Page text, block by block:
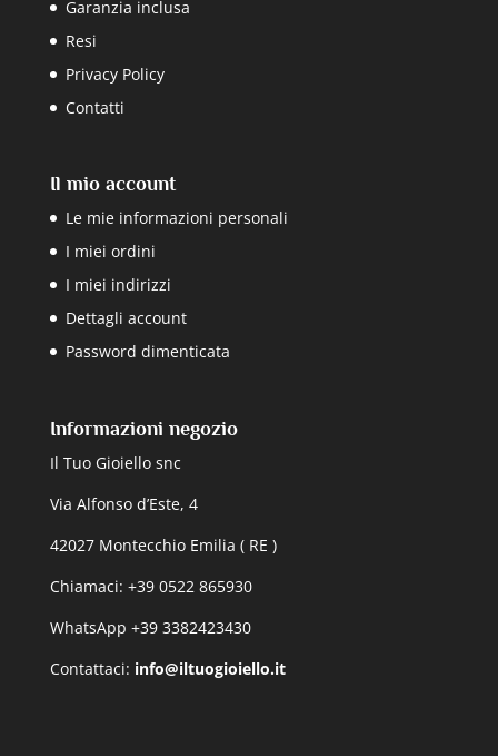
Garanzia inclusa
Resi
Privacy Policy
Contatti
Il mio account
Le mie informazioni personali
I miei ordini
I miei indirizzi
Dettagli account
Password dimenticata
Informazioni negozio
Il Tuo Gioiello snc
Via Alfonso d’Este, 4
42027 Montecchio Emilia ( RE )
Chiamaci: +39 0522 865930
WhatsApp +39 3382423430
Contattaci: info@iltuogioiello.it